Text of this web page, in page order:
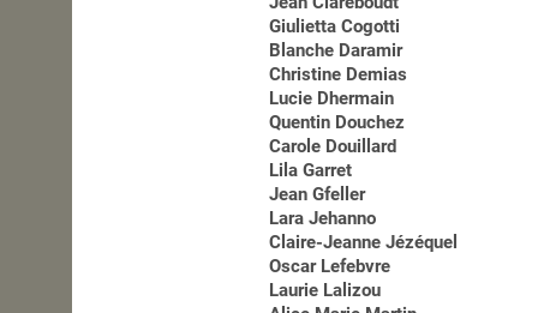
Giulietta Cogotti
Blanche Daramir
Christine Demias
Lucie Dhermain
Quentin Douchez
Carole Douillard
Lila Garret
Jean Gfeller
Lara Jehanno
Claire-Jeanne Jézéquel
Oscar Lefebvre
Laurie Lalizou